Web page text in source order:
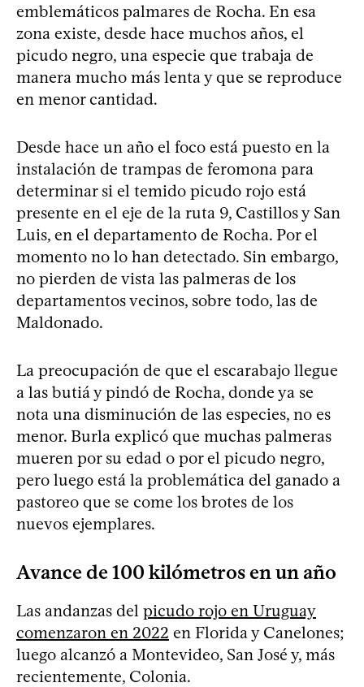
emblemáticos palmares de Rocha. En esa
zona existe, desde hace muchos años, el
picudo negro, una especie que trabaja de
manera mucho más lenta y que se reproduce
en menor cantidad.
Desde hace un año el foco está puesto en la
instalación de trampas de feromona para
determinar si el temido picudo rojo está
presente en el eje de la ruta 9, Castillos y San
Luis, en el departamento de Rocha. Por el
momento no lo han detectado. Sin embargo,
no pierden de vista las palmeras de los
departamentos vecinos, sobre todo, las de
Maldonado.
La preocupación de que el escarabajo llegue
a las butiá y pindó de Rocha, donde ya se
nota una disminución de las especies, no es
menor. Burla explicó que muchas palmeras
mueren por su edad o por el picudo negro,
pero luego está la problemática del ganado a
pastoreo que se come los brotes de los
nuevos ejemplares.
Avance de 100 kilómetros en un año
Las andanzas del picudo rojo en Uruguay
comenzaron en 2022 en Florida y Canelones;
luego alcanzó a Montevideo, San José y, más
recientemente, Colonia.